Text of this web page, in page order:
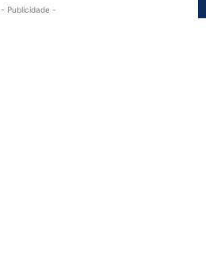
- Publicidade -